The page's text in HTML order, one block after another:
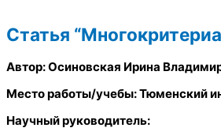
Статья
Автор: Осиновская Ирина
Место работы/учебы: Тюменский
Научный руководитель: